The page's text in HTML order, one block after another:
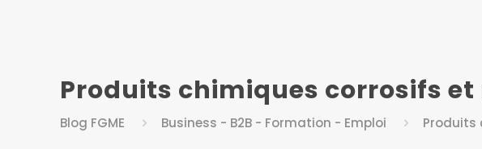
Produits chimiques corrosifs
Blog FGME Business - B2B - Formation - Emploi Produits